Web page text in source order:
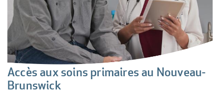
Accès aux soins primaires au Nouveau-
Brunswick